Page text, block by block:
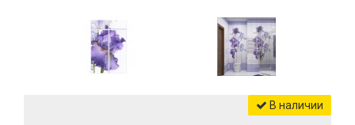
В наличии